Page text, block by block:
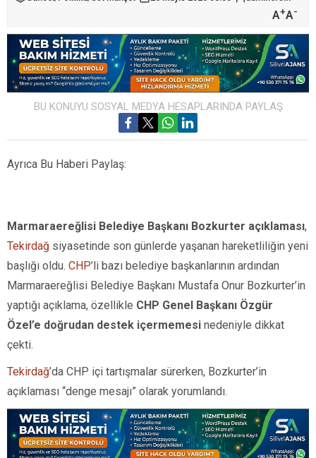
A+A-
BU KONUYU SOSYAL MEDYA HESAPLARINDA PAYLAŞ
Ayrıca Bu Haberi Paylaş:
Marmaraereğlisi Belediye Başkanı Bozkurter açıklaması,
Tekirdağ siyasetinde son günlerde yaşanan hareketliliğin yeni
başlığı oldu. CHP’li bazı belediye başkanlarının ardından
Marmaraereğlisi Belediye Başkanı Mustafa Onur Bozkurter’in
yaptığı açıklama, özellikle CHP Genel Başkanı Özgür
Özel’e doğrudan destek içermemesi nedeniyle dikkat
çekti.
Tekirdağ’da CHP içi tartışmalar sürerken, Bozkurter’in
açıklaması “denge mesajı” olarak yorumlandı.